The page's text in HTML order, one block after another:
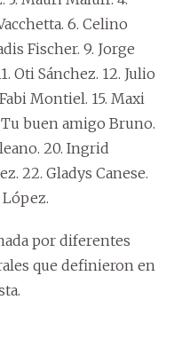
6. Celino
Fischer. 9. Jorge
Oti Sánchez. 12. Julio
Montiel. 15. Maxi
Tu buen amigo Bruno.
20. Ingrid
22. Gladys Canese.
por diferentes
que definieron en